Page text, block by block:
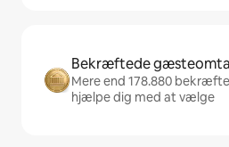
Bekræftede
Mere end 178.880
hjælpe dig med at vælge